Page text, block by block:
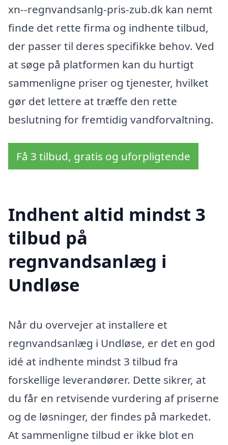
xn--regnvandsanlg-pris-zub.dk kan nemt
finde det rette firma og indhente tilbud,
der passer til deres specifikke behov. Ved
at søge på platformen kan du hurtigt
sammenligne priser og tjenester, hvilket
gør det lettere at træffe den rette
beslutning for fremtidig vandforvaltning.
Få 3 tilbud, gratis og uforpligtende
Indhent altid mindst 3
tilbud på
regnvandsanlæg i
Undløse
Når du overvejer at installere et
regnvandsanlæg i Undløse, er det en god
idé at indhente mindst 3 tilbud fra
forskellige leverandører. Dette sikrer, at
du får en retvisende vurdering af priserne
og de løsninger, der findes på markedet.
At sammenligne tilbud er ikke blot en